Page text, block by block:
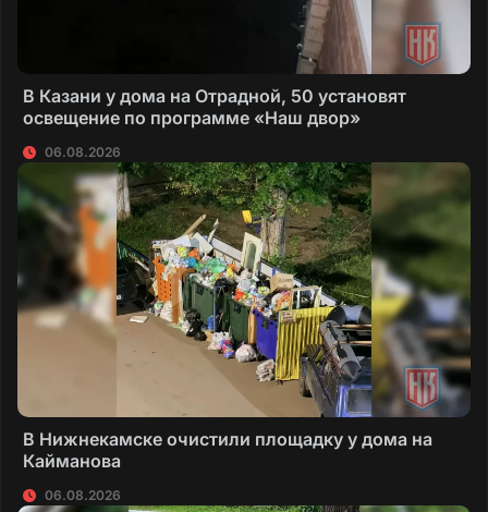
В Казани у дома на Отрадной, 50 установят
освещение по программе «Наш двор»
06.08.2026
В Нижнекамске очистили площадку у дома на
Кайманова
06.08.2026